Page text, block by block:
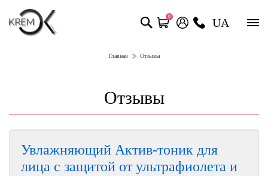
0 UA
Главная Отзывы
Отзывы
Увлажняющий Актив-тоник для
лица с защитой от ультрафиолета и